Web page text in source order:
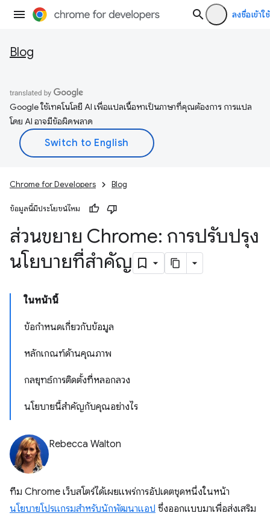
ลงชื่อเข้าใช้
Blog
Google ใช้เทคโนโลยี AI เพื่อแปลเนื้อหาเป็นภาษาที่คุณต้องการ การแปล
โดย AI อาจมีข้อผิดพลาด
Chrome for Developers Blog
ข้อมูลนี้มีประโยชน์ไหม
ส่วนขยาย Chrome: การปรับปรุง
นโยบายที่สำคัญ
ในหน้านี้
ข้อกําหนดเกี่ยวกับข้อมูล
หลักเกณฑ์ด้านคุณภาพ
กลยุทธ์การติดตั้งที่หลอกลวง
นโยบายนี้สำคัญกับคุณอย่างไร
Rebecca Walton
ทีม Chrome เว็บสโตร์ได้เผยแพร่การอัปเดตชุดหนึ่งในหน้า
นโยบายโปรแกรมสำหรับนักพัฒนาแอป ซึ่งออกแบบมาเพื่อส่งเสริม